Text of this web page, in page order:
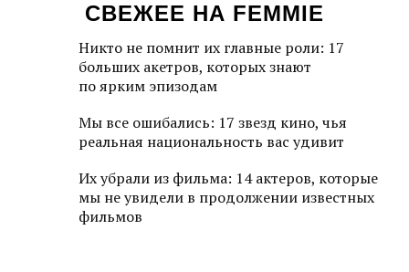
СВЕЖЕЕ НА FEMMIE
Никто не помнит их главные роли: 17
больших акетров, которых знают
по ярким эпизодам
Мы все ошибались: 17 звезд кино, чья
реальная национальность вас удивит
Их убрали из фильма: 14 актеров, которые
мы не увидели в продолжении известных
фильмов